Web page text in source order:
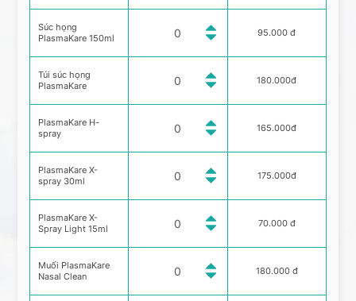
Súc họng
PlasmaKare 150ml
Túi súc họng
PlasmaKare
PlasmaKare H-
spray
PlasmaKare X-
spray 30ml
PlasmaKare X-
Spray Light 15ml
Muối PlasmaKare
Nasal Clean
95.000 đ
180.000đ
165.000đ
175.000đ
70.000 đ
180.000 đ